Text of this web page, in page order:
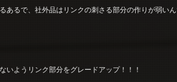
あるで、社外品はリンクの刺さる部分の作りが弱い
いようリンク部分をグレードアップ！！！